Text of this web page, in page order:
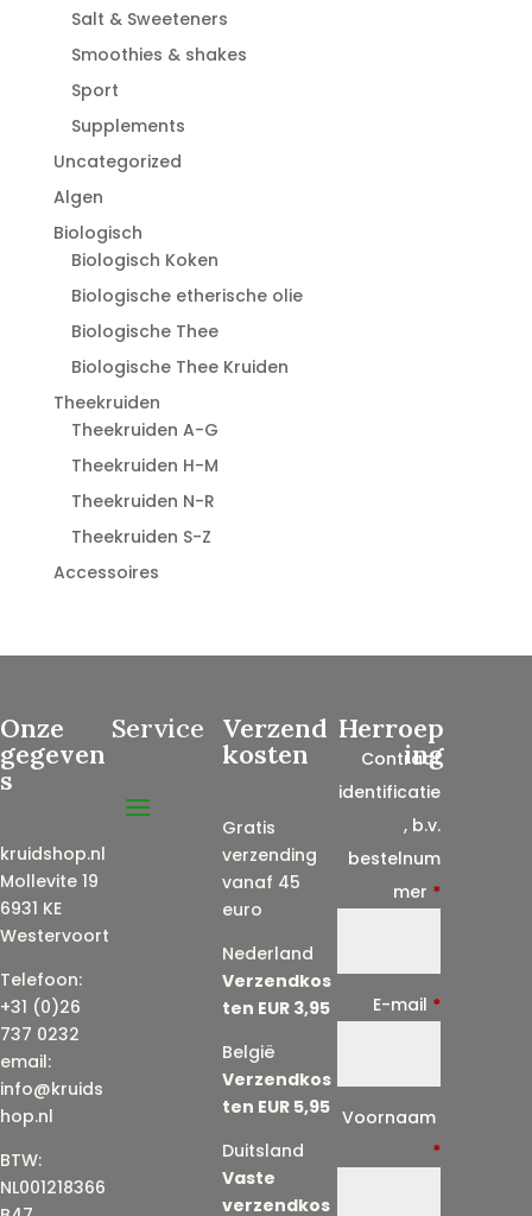
Salt & Sweeteners
Smoothies & shakes
Sport
Supplements
Uncategorized
Algen
Biologisch
Biologisch Koken
Biologische etherische olie
Biologische Thee
Biologische Thee Kruiden
Theekruiden
Theekruiden A-G
Theekruiden H-M
Theekruiden N-R
Theekruiden S-Z
Accessoires
Onze
gegeven
s
kruidshop.nl
Mollevite 19
6931 KE
Westervoort
Telefoon:
+31 (0)26
737 0232
email:
info@kruids
hop.nl
BTW:
NL001218366
Service Verzend
kosten
Gratis
verzending
vanaf 45
euro
Nederland
Verzendkos
ten EUR 3,95
België
Verzendkos
ten EUR 5,95
Duitsland
Vaste
verzendkos
Herroep
ing
Contract
identificatie
, b.v.
bestelnum
mer *
E-mail *
Voornaam
*